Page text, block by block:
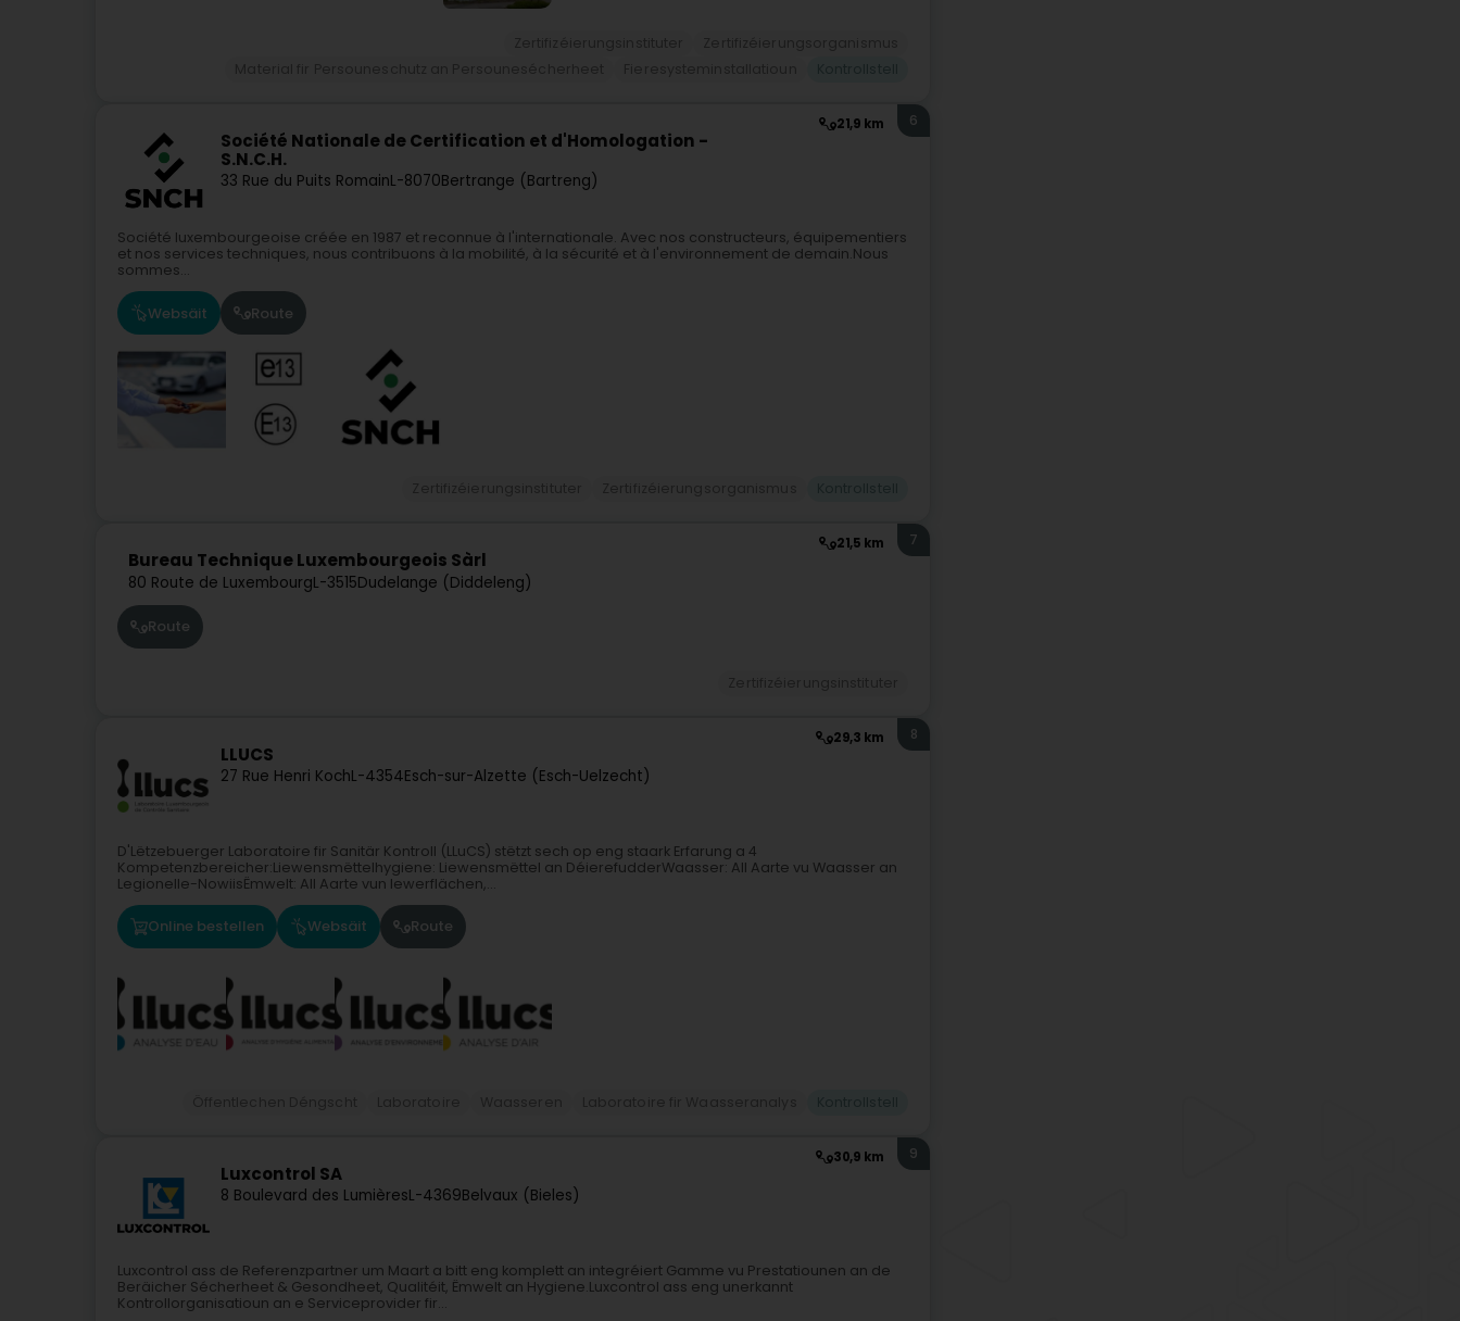
21,9 km
Société Nationale de Certification et d'Homologation -
S.N.C.H.
33 Rue du Puits RomainL-8070Bertrange (Bartreng)
6
Société luxembourgeoise créée en 1987 et reconnue à l'internationale. Avec nos constructeurs, équipementiers
et nos services techniques, nous contribuons à la mobilité, à la sécurité et à l'environnement de demain.Nous
sommes...
Websäit Route
21,5 km
Bureau Technique Luxembourgeois Sàrl
80 Route de LuxembourgL-3515Dudelange (Diddeleng)
7
Route
29,3 km
LLUCS
27 Rue Henri KochL-4354Esch-sur-Alzette (Esch-Uelzecht)
8
D'Lëtzebuerger Laboratoire fir Sanitär Kontroll (LLuCS) stëtzt sech op eng staark Erfarung a 4
Kompetenzbereicher:Liewensmëttelhygiene: Liewensmëttel an DéierefudderWaasser: All Aarte vu Waasser an
Legionelle-NowiisËmwelt: All Aarte vun Iewerflächen,...
Online bestellen Websäit Route
30,9 km
Luxcontrol SA
8 Boulevard des LumièresL-4369Belvaux (Bieles)
9
Luxcontrol ass de Referenzpartner um Maart a bitt eng komplett an integréiert Gamme vu Prestatiounen an de
Beräicher Sécherheet & Gesondheet, Qualitéit, Ëmwelt an Hygiene.Luxcontrol ass eng unerkannt
Kontrollorganisatioun an e Serviceprovider fir...